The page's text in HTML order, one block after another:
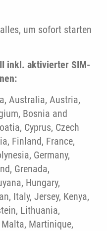
um sofort starten
inkl. aktivierter SIM-
Australia, Austria,
Bosnia and
Cyprus, Czech
Finland, France,
Germany,
Grenada,
Hungary,
Italy, Jersey, Kenya,
Lithuania,
Martinique,